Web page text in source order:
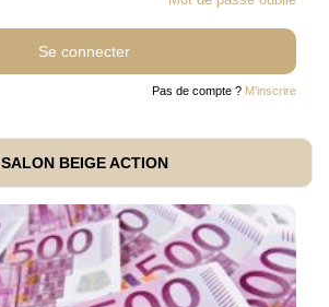
Pas de compte ? M'inscrire
SALON BEIGE ACTION